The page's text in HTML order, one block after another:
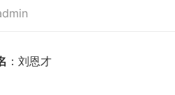
：刘恩才